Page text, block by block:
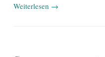
Weiterlesen →